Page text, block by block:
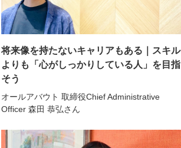
将来像を持たないキャリアもある｜スキル
よりも「心がしっかりしている人」を目指
そう
オールアバウト 取締役Chief Administrative
Officer 森田 恭弘さん